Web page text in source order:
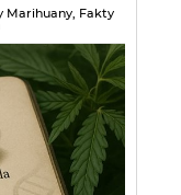
Marihuany, Fakty